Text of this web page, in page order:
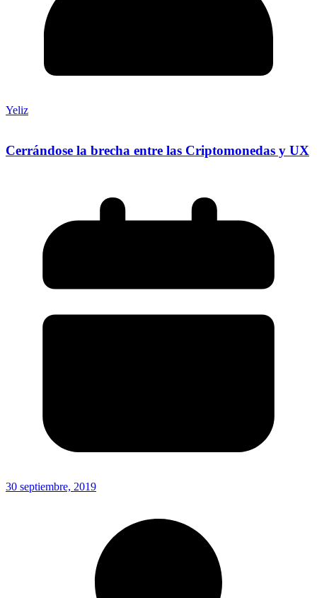
Yeliz
Cerrándose la brecha entre las Criptomonedas y UX
30 septiembre, 2019